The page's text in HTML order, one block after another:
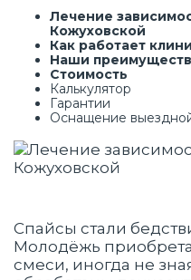
Лечение
Кожуховской
Как работает
Наши
Стоимость
Калькулятор
Гарантии
Оснащение
Спайсы стали
Молодёжь
смеси, иногда не